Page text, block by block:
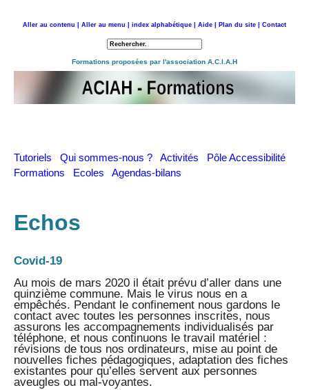
Aller au contenu | Aller au menu | index alphabétique | Aide | Plan du site | Contact
Formations proposées par l'association A.C.I.A.H
Tutoriels Qui sommes-nous ? Activités Pôle Accessibilité
Formations Ecoles Agendas-bilans
Echos
Covid-19
Au mois de mars 2020 il était prévu d’aller dans une
quinzième commune. Mais le virus nous en a
empêchés. Pendant le confinement nous gardons le
contact avec toutes les personnes inscrites, nous
assurons les accompagnements individualisés par
téléphone, et nous continuons le travail matériel :
révisions de tous nos ordinateurs, mise au point de
nouvelles fiches pédagogiques, adaptation des fiches
existantes pour qu’elles servent aux personnes
aveugles ou mal-voyantes.